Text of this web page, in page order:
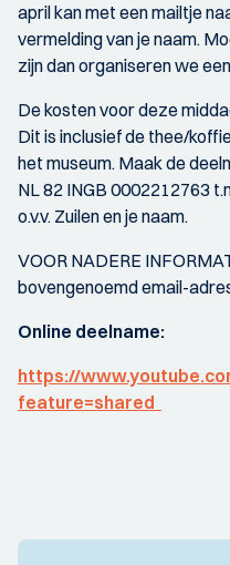
april kan met een mailtje
vermelding van je naam.
zijn dan organiseren we
De kosten voor deze
Dit is inclusief de thee/
het museum. Maak de
NL 82 INGB 0002212763
o.v.v. Zuilen en je naam.
VOOR NADERE
bovengenoemd email-
Online deelname:
https://
feature=shared